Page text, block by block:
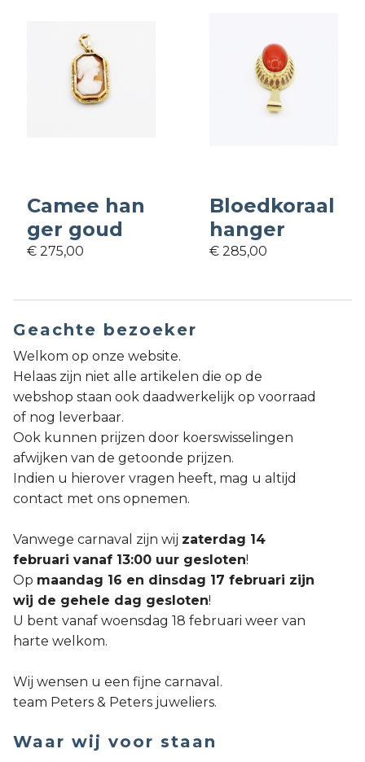
Camee han
ger goud
€ 275,00
Bloedkoraal
hanger
€ 285,00
Geachte bezoeker
Welkom op onze website.
Helaas zijn niet alle artikelen die op de
webshop staan ook daadwerkelijk op voorraad
of nog leverbaar.
Ook kunnen prijzen door koerswisselingen
afwijken van de getoonde prijzen.
Indien u hierover vragen heeft, mag u altijd
contact met ons opnemen.
Vanwege carnaval zijn wij zaterdag 14
februari vanaf 13:00 uur gesloten!
Op maandag 16 en dinsdag 17 februari zijn
wij de gehele dag gesloten!
U bent vanaf woensdag 18 februari weer van
harte welkom.
Wij wensen u een fijne carnaval.
team Peters & Peters juweliers.
Waar wij voor staan